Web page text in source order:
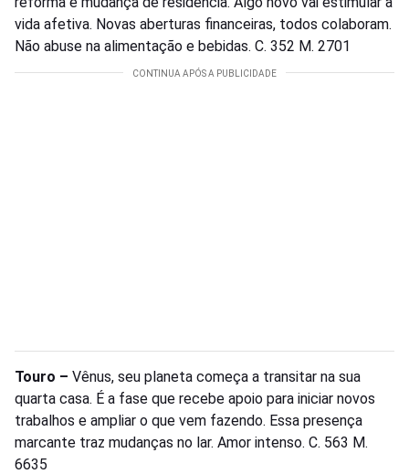
vida afetiva. Novas aberturas financeiras, todos colaboram.
Não abuse na alimentação e bebidas. C. 352 M. 2701
Touro – Vênus, seu planeta começa a transitar na sua
quarta casa. É a fase que recebe apoio para iniciar novos
trabalhos e ampliar o que vem fazendo. Essa presença
marcante traz mudanças no lar. Amor intenso. C. 563 M.
6635